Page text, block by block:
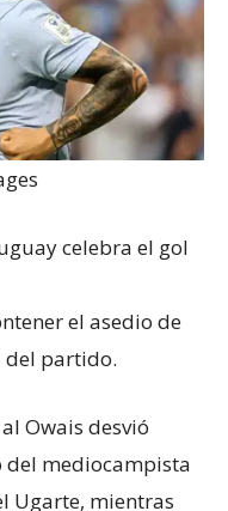
celebra el gol
el asedio de
del partido.
Owais desvió
del mediocampista
Ugarte, mientras